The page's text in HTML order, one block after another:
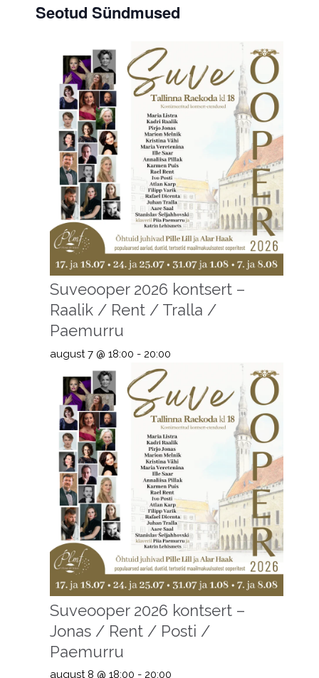
Seotud Sündmused
Suveooper 2026 kontsert –
Raalik / Rent / Tralla /
Paemurru
august 7 @ 18:00 - 20:00
Suveooper 2026 kontsert –
Jonas / Rent / Posti /
Paemurru
august 8 @ 18:00 - 20:00